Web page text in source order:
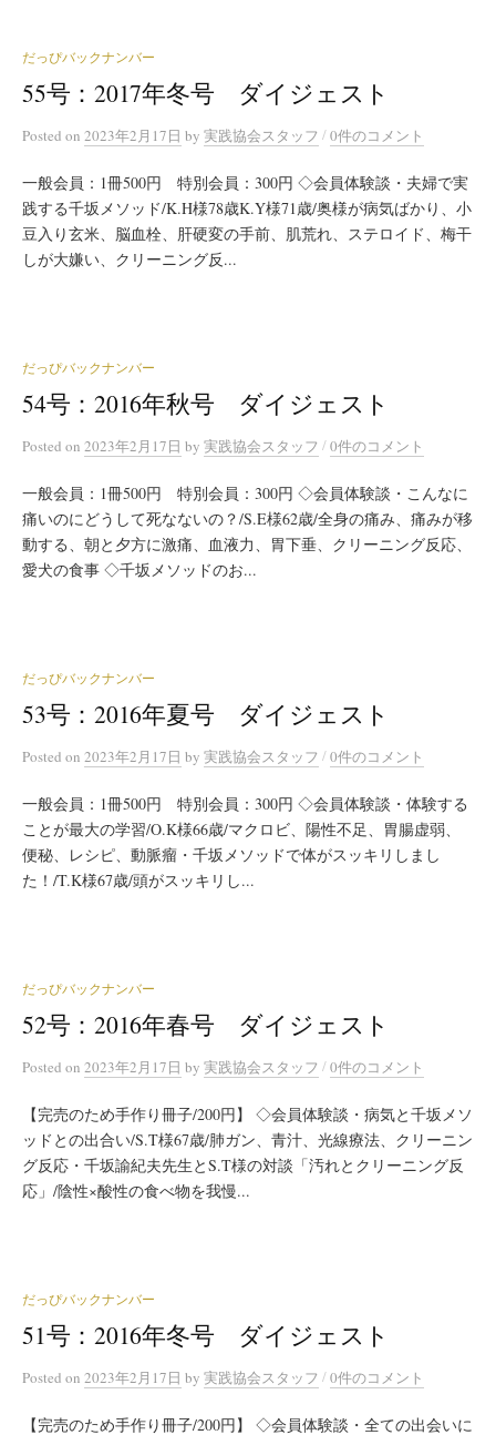
だっぴバックナンバー
55号：2017年冬号 ダイジェスト
Posted on 2023年2月17日 by 実践協会スタッフ /0件のコメント
一般会員：1冊500円 特別会員：300円 ◇会員体験談・夫婦で実
践する千坂メソッド/K.H様78歳K.Y様71歳/奥様が病気ばかり、小
豆入り玄米、脳血栓、肝硬変の手前、肌荒れ、ステロイド、梅干
しが大嫌い、クリーニング反...
だっぴバックナンバー
54号：2016年秋号 ダイジェスト
Posted on 2023年2月17日 by 実践協会スタッフ /0件のコメント
一般会員：1冊500円 特別会員：300円 ◇会員体験談・こんなに
痛いのにどうして死なないの？/S.E様62歳/全身の痛み、痛みが移
動する、朝と夕方に激痛、血液力、胃下垂、クリーニング反応、
愛犬の食事 ◇千坂メソッドのお...
だっぴバックナンバー
53号：2016年夏号 ダイジェスト
Posted on 2023年2月17日 by 実践協会スタッフ /0件のコメント
一般会員：1冊500円 特別会員：300円 ◇会員体験談・体験する
ことが最大の学習/O.K様66歳/マクロビ、陽性不足、胃腸虚弱、
便秘、レシピ、動脈瘤・千坂メソッドで体がスッキリしまし
た！/T.K様67歳/頭がスッキリし...
だっぴバックナンバー
52号：2016年春号 ダイジェスト
Posted on 2023年2月17日 by 実践協会スタッフ /0件のコメント
【完売のため手作り冊子/200円】 ◇会員体験談・病気と千坂メソ
ッドとの出合い/S.T様67歳/肺ガン、青汁、光線療法、クリーニン
グ反応・千坂諭紀夫先生とS.T様の対談「汚れとクリーニング反
応」/陰性×酸性の食べ物を我慢...
だっぴバックナンバー
51号：2016年冬号 ダイジェスト
Posted on 2023年2月17日 by 実践協会スタッフ /0件のコメント
【完売のため手作り冊子/200円】 ◇会員体験談・全ての出会いに